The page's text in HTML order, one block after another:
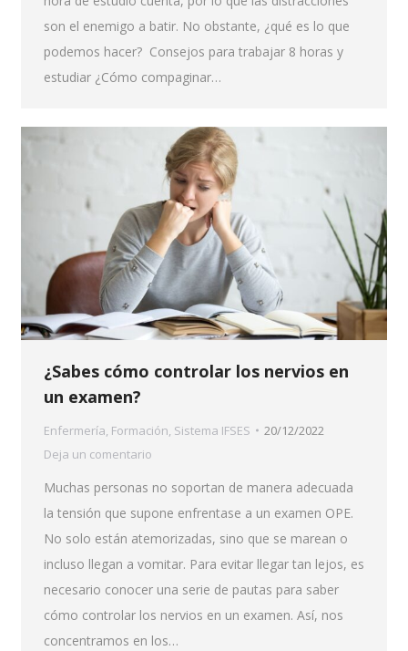
son el enemigo a batir. No obstante, ¿qué es lo que
podemos hacer? Consejos para trabajar 8 horas y
estudiar ¿Cómo compaginar…
¿Sabes cómo controlar los nervios en
un examen?
Enfermería, Formación, Sistema IFSES
20/12/2022
Deja un comentario
Muchas personas no soportan de manera adecuada
la tensión que supone enfrentase a un examen OPE.
No solo están atemorizadas, sino que se marean o
incluso llegan a vomitar. Para evitar llegar tan lejos, es
necesario conocer una serie de pautas para saber
cómo controlar los nervios en un examen. Así, nos
concentramos en los…